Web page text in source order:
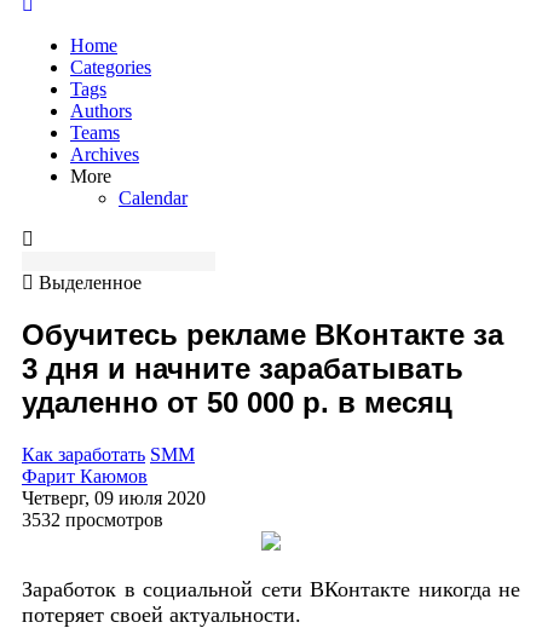
Home
Categories
Tags
Authors
Teams
Archives
More
Calendar
Выделенное
Обучитесь рекламе ВКонтакте за
3 дня и начните зарабатывать
удаленно от 50 000 р. в месяц
Как заработать SMM
Фарит Каюмов
Четверг, 09 июля 2020
3532 просмотров
Заработок в социальной сети ВКонтакте никогда не
потеряет своей актуальности.